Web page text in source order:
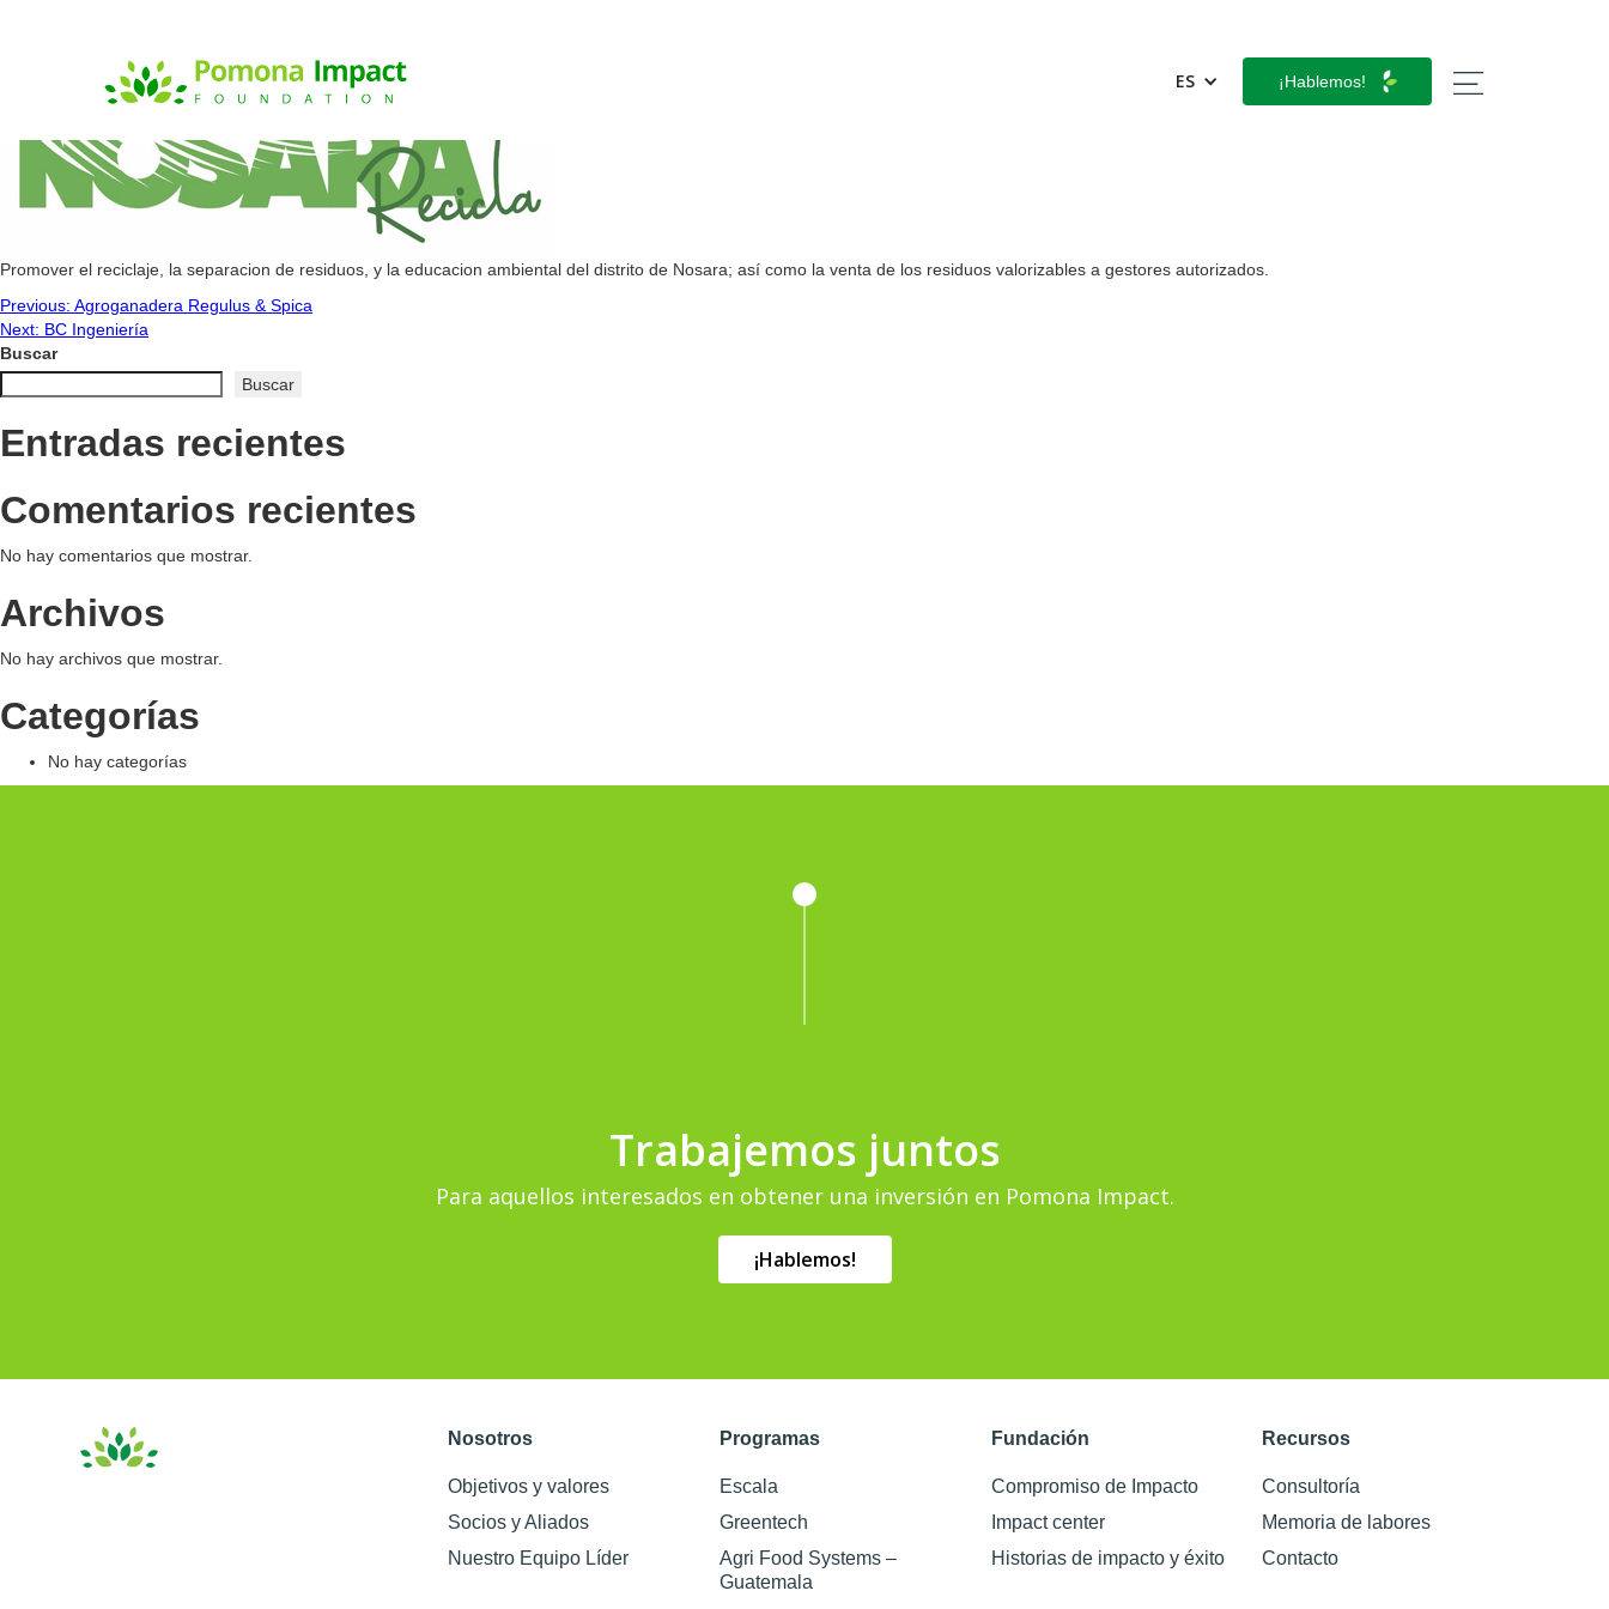
ES ¡Hablemos!
Asociación Reciclaje Desechos de Nosara
Promover el reciclaje, la separacion de residuos, y la educacion ambiental del distrito de Nosara; así como la venta de los residuos valorizables a gestores autorizados.
Navegación
de
entradas
Previous: Agroganadera Regulus & Spica
Next: BC Ingeniería
Buscar
Buscar
Entradas recientes
Comentarios recientes
No hay comentarios que mostrar.
Archivos
No hay archivos que mostrar.
Categorías
No hay categorías
Trabajemos juntos
Para aquellos interesados ​​en obtener una inversión en Pomona Impact.
¡Hablemos!
Nosotros
Objetivos y valores
Socios y Aliados
Nuestro Equipo Líder
Programas
Escala
Greentech
Agri Food Systems –
Guatemala
Fundación
Compromiso de Impacto
Impact center
Historias de impacto y éxito
Recursos
Consultoría
Memoria de labores
Contacto